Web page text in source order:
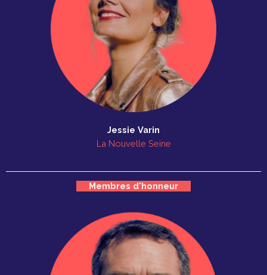
Jessie Varin
La Nouvelle Seine
Membres d'honneur